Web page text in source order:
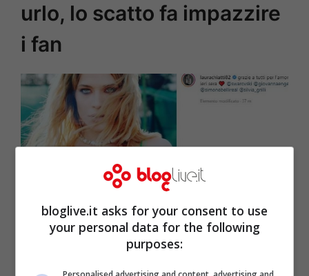
urlo, lo scatto fa impazzire
i fan
L’attrice Laura Chiatti (Screenshot da Instagram)
bloglive.it asks for your consent to use
your personal data for the following
purposes: